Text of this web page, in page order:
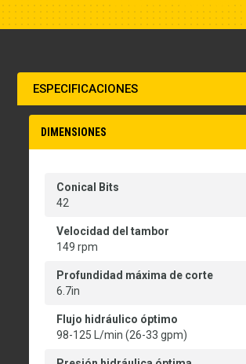
ESPECIFICACIONES
DIMENSIONES
Conical Bits
42
Velocidad del tambor
149 rpm
Profundidad máxima de corte
6.7in
Flujo hidráulico óptimo
98-125 L/min (26-33 gpm)